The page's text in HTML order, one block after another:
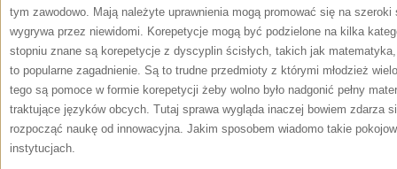
tym zawodowo. Mają należyte uprawnienia mogą promować się na
wygrywa przez niewidomi. Korepetycje mogą być podzielone na kilka
stopniu znane są korepetycje z dyscyplin ścisłych, takich jak
to popularne zagadnienie. Są to trudne przedmioty z którymi młodzież
tego są pomoce w formie korepetycji żeby wolno było nadgonić pełny
traktujące języków obcych. Tutaj sprawa wygląda inaczej bowiem zdarza
rozpocząć naukę od innowacyjna. Jakim sposobem wiadomo takie
instytucjach.